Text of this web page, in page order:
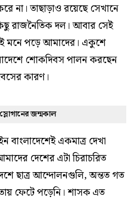
না। তাছাড়াও রয়েছে সেখানে
রাজনৈতিক দল। আবার সেই
মনে পড়ে আমাদের। একুশে
শোকদিবস পালন করছেন
কারণ।
স্লোগানের জন্মকাল
একমাত্র দেখা
দেশের এটা চিরাচরিত
ছাত্র আন্দোলনগুলি, অন্তত গত
ফেটে পড়েনি। শাসক এত